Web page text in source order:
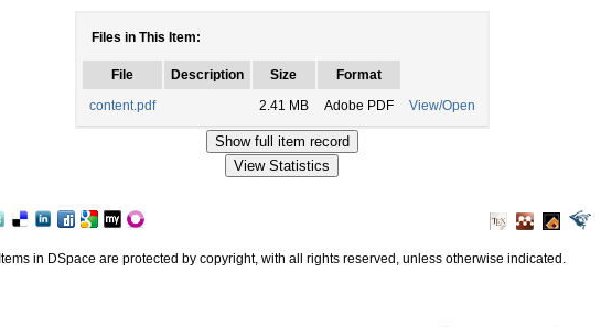
Files in This Item:
File Description Size
Format
content.pdf
2.41 MB Adobe PDF View/Open
Items in DSpace are protected by copyright, with all rights reserved, unless otherwise indicated.